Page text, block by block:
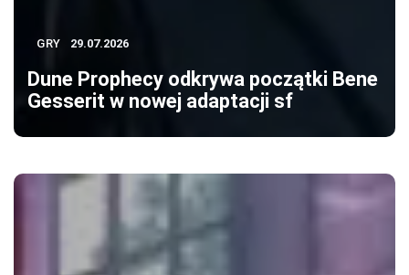
GRY 29.07.2026
Dune Prophecy odkrywa początki Bene
Gesserit w nowej adaptacji sf